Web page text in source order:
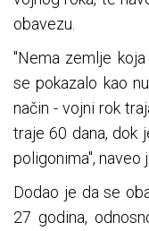
obavezu.
"Nema zemlje
se pokazalo kao
način - vojni rok
traje 60 dana, dok
poligonima", naveo
Dodao je da se
27 godina,